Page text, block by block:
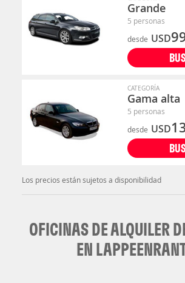
Grande
5 personas
desde USD
CATEGORÍA
Gama alta
5 personas
desde USD
Los precios están sujetos a disponibilidad
OFICINAS DE ALQUILER
EN